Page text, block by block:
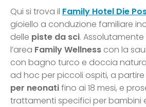
Qui si trova il Family Hotel Die
gioiello a conduzione familiare
delle piste da sci.
l’area Family Wellness con la
con bagno turco e doccia
ad hoc per piccoli ospiti, a
per neonatifino ai 18 mesi, e
trattamenti specifici per bambini